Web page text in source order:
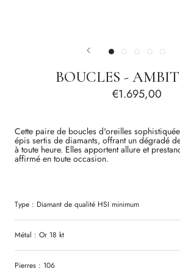
BOUCLES -
€1.695,00
Cette paire de boucles d'oreilles
épis sertis de diamants, offrant un dégradé
à toute heure. Elles apportent allure et
affirmé en toute occasion.
Type : Diamant de qualité HSI minimum
Métal : Or 18 kt
Pierres : 106